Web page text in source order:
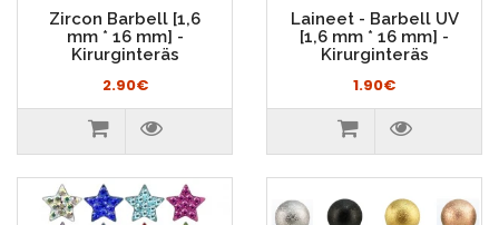
Zircon Barbell [1,6
mm * 16 mm] -
Kirurginteräs
2.90€
Laineet - Barbell UV
[1,6 mm * 16 mm] -
Kirurginteräs
1.90€